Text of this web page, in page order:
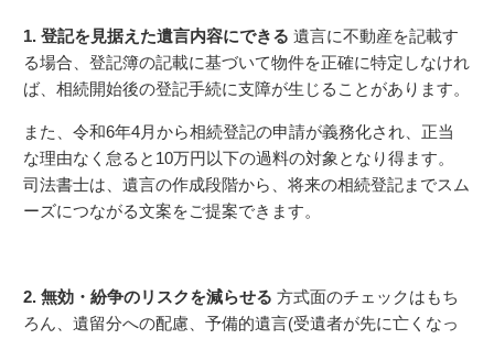
1. 登記を見据えた遺言内容にできる 遺言に不動産を記載す
る場合、登記簿の記載に基づいて物件を正確に特定しなけれ
ば、相続開始後の登記手続に支障が生じることがあります。
また、令和6年4月から相続登記の申請が義務化され、正当
な理由なく怠ると10万円以下の過料の対象となり得ます。
司法書士は、遺言の作成段階から、将来の相続登記までスム
ーズにつながる文案をご提案できます。
2. 無効・紛争のリスクを減らせる 方式面のチェックはもち
ろん、遺留分への配慮、予備的遺言(受遺者が先に亡くなっ